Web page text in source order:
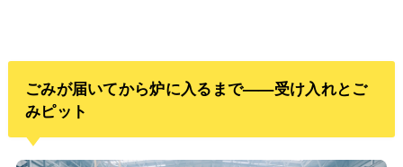
ごみが届いてから炉に入るまで——受け入れとご
みピット